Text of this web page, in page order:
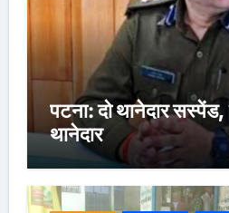
पटना: दो थानेदार सस्पेंड,
थानेदार